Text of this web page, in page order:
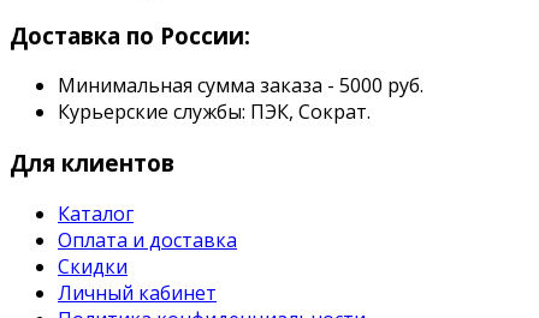
Доставка по России:
Минимальная сумма заказа - 5000 руб.
Курьерские службы: ПЭК, Сократ.
Для клиентов
Каталог
Оплата и доставка
Скидки
Личный кабинет